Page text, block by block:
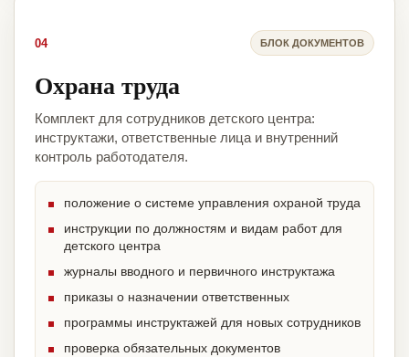
04 БЛОК ДОКУМЕНТОВ
Охрана труда
Комплект для сотрудников детского центра:
инструктажи, ответственные лица и внутренний
контроль работодателя.
положение о системе управления охраной труда
инструкции по должностям и видам работ для
детского центра
журналы вводного и первичного инструктажа
приказы о назначении ответственных
программы инструктажей для новых сотрудников
проверка обязательных документов